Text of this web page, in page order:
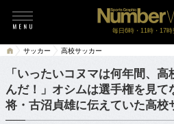
毎日6時・11時・17時
サッカー 高校サッカー
「いったいコヌマは何年間、
んだ！」オシムは選手権を見て
将・古沼貞雄に伝えていた高校